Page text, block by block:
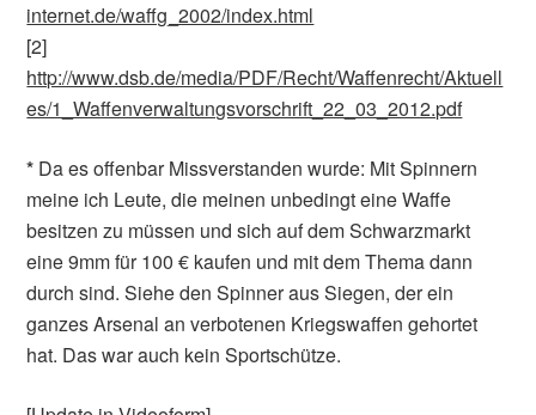
internet.de/waffg_2002/index.html
[2]
http://www.dsb.de/media/PDF/Recht/Waffenrecht/Aktuell
es/1_Waffenverwaltungsvorschrift_22_03_2012.pdf
* Da es offenbar Missverstanden wurde: Mit Spinnern
meine ich Leute, die meinen unbedingt eine Waffe
besitzen zu müssen und sich auf dem Schwarzmarkt
eine 9mm für 100 € kaufen und mit dem Thema dann
durch sind. Siehe den Spinner aus Siegen, der ein
ganzes Arsenal an verbotenen Kriegswaffen gehortet
hat. Das war auch kein Sportschütze.